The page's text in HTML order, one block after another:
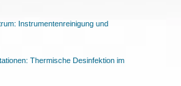
Instrumentenreinigung und
Thermische Desinfektion im